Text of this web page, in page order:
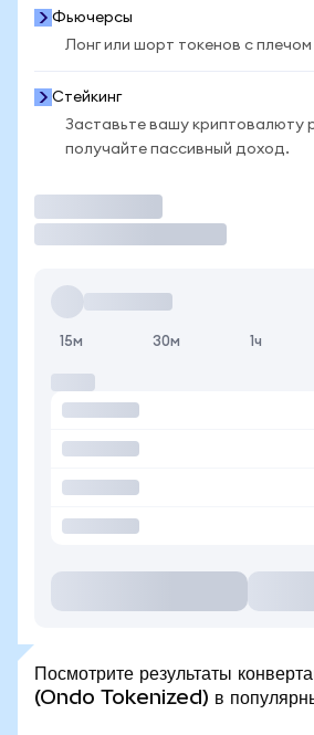
Фьючерсы
Лонг или шорт токенов с
Стейкинг
Заставьте вашу криптовалюту
получайте пассивный доход.
15м 30м 1ч
Посмотрите результаты
(Ondo Tokenized) в